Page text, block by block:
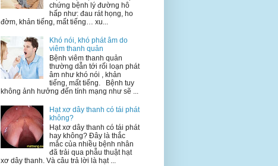
chứng bệnh lý đường hô
hấp như: đau rát họng, ho
đờm, khản tiếng, mất tiếng… xu...
Khó nói, khó phát âm do
viêm thanh quản
Bệnh viêm thanh quản
thường dẫn tới rối loạn phát
âm như khó nói , khản
tiếng, mất tiếng. Bệnh tuy
không ảnh hưởng đến tính mạng như sẽ ...
Hạt xơ dây thanh có tái phát
không?
Hạt xơ dây thanh có tái phát
hay không? Đây là thắc
mắc của nhiều bệnh nhân
đã trải qua phẫu thuật hạt
xơ dây thanh. Và câu trả lời là hạt ...